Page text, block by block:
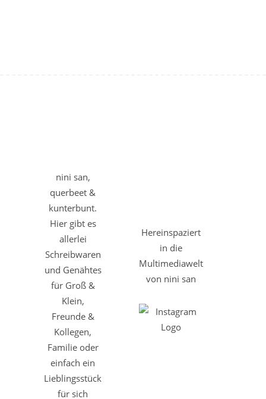
nini san,
querbeet &
kunterbunt.
Hier gibt es
allerlei
Schreibwaren
und Genähtes
für Groß &
Klein,
Freunde &
Kollegen,
Familie oder
einfach ein
Lieblingsstück
für sich
Hereinspaziert
in die
Multimediawelt
von nini san